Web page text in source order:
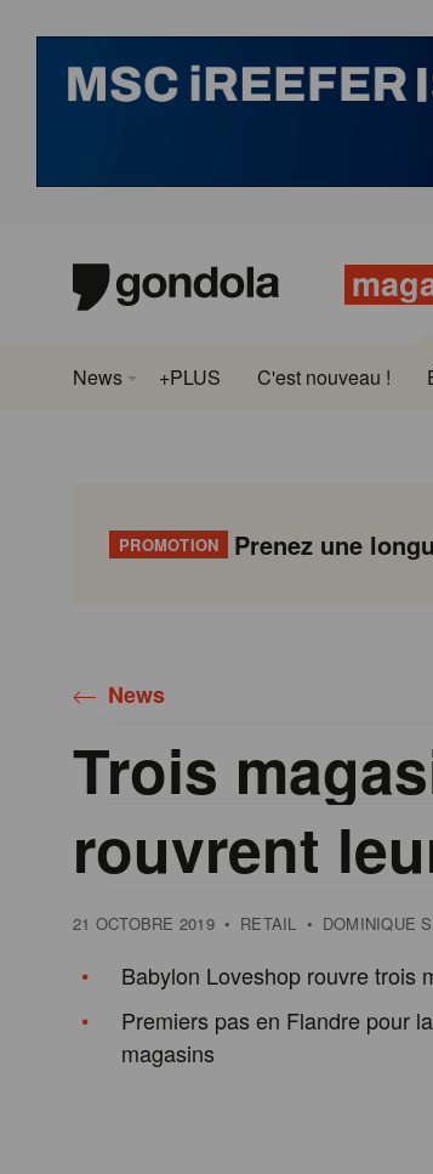
News +PLUS C'est nouveau !
PROMOTION Prenez une
News
Trois
rouvrent
21 OCTOBRE 2019 • RETAIL • DOMINIQUE
Babylon Loveshop rouvre trois
Premiers pas en Flandre pour
magasins